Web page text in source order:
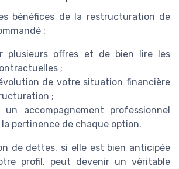
bénéfices de la restructuration de
:
plusieurs offres et de bien lire les
;
de votre situation financière
;
un accompagnement professionnel
pertinence de chaque option.
de dettes, si elle est bien anticipée
profil, peut devenir un véritable